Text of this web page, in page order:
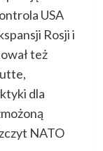
USA
Rosji i
też
dla
NATO